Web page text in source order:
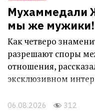
Мухаммедали
мы же мужики!
Как четверо
разрешают споры
отношения,
эксклюзивном
06.08.2026 312